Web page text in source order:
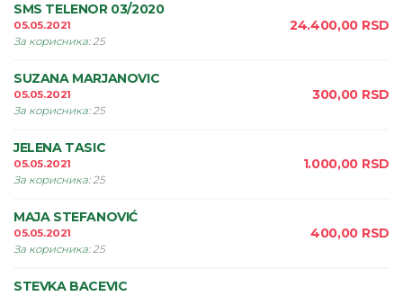
SMS TELENOR 03/2020
05.05.2021
За корисника:25
24.400,00 RSD
SUZANA MARJANOVIC
05.05.2021
За корисника:25
300,00 RSD
JELENA TASIC
05.05.2021
За корисника:25
1.000,00 RSD
MAJA STEFANOVIĆ
05.05.2021
За корисника:25
400,00 RSD
STEVKA BACEVIC